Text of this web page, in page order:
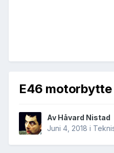
E46
Av Håvard Nistad
Juni 4, 2018 i